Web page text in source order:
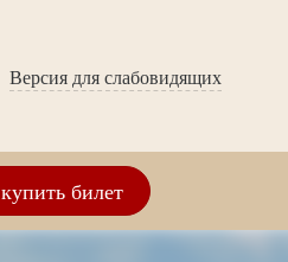
Версия для слабовидящих
купить билет